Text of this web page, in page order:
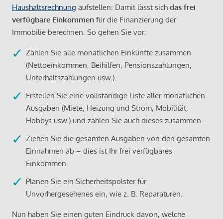
Haushaltsrechnung aufstellen: Damit lässt sich das frei
verfügbare Einkommen für die Finanzierung der
Immobilie berechnen. So gehen Sie vor:
Zählen Sie alle monatlichen Einkünfte zusammen
(Nettoeinkommen, Beihilfen, Pensionszahlungen,
Unterhaltszahlungen usw.).
Erstellen Sie eine vollständige Liste aller monatlichen
Ausgaben (Miete, Heizung und Strom, Mobilität,
Hobbys usw.) und zählen Sie auch dieses zusammen.
Ziehen Sie die gesamten Ausgaben von den gesamten
Einnahmen ab – dies ist Ihr frei verfügbares
Einkommen.
Planen Sie ein Sicherheitspolster für
Unvorhergesehenes ein, wie z. B. Reparaturen.
Nun haben Sie einen guten Eindruck davon, welche